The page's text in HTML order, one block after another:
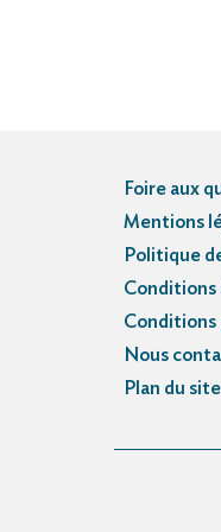
Foire aux
Mentions
Politique
Conditions
Conditions
Nous
Plan du site